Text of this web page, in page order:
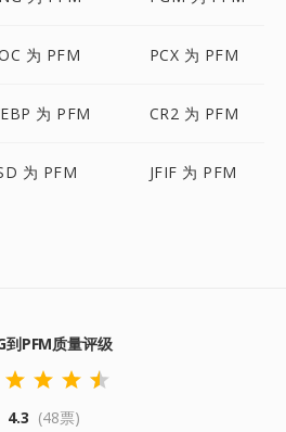
为 PFM PCX 为 PFM
为 PFM CR2 为 PFM
为 PFM JFIF 为 PFM
到PFM质量评级
4.3 (48票)